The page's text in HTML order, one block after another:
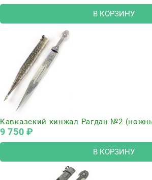
В КОРЗИНУ
Кавказский кинжал Рагдан №2
9 750 ₽
В КОРЗИНУ